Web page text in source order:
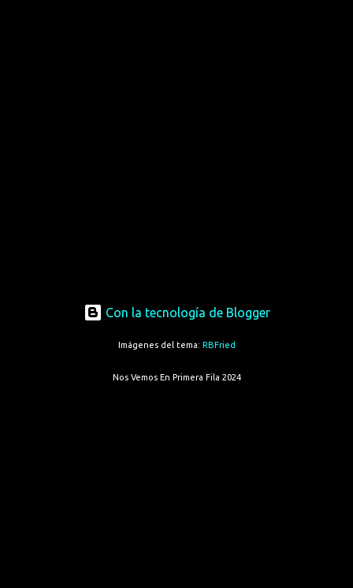
Con la tecnología de Blogger
Imágenes del tema: RBFried
Nos Vemos En Primera Fila 2024